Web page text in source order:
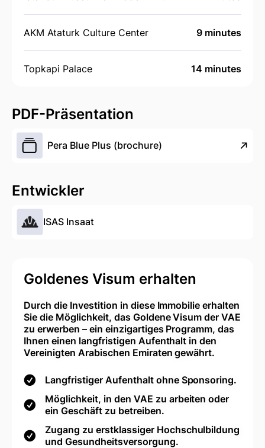
AKM Ataturk Culture Center 9 minutes
Topkapi Palace 14 minutes
PDF-Präsentation
Pera Blue Plus (brochure)
Entwickler
ISAS Insaat
Goldenes Visum erhalten
Durch die Investition in diese Immobilie erhalten
Sie die Möglichkeit, das Goldene Visum der VAE
zu erwerben – ein einzigartiges Programm, das
Ihnen einen langfristigen Aufenthalt in den
Vereinigten Arabischen Emiraten gewährt.
Langfristiger Aufenthalt ohne Sponsoring.
Möglichkeit, in den VAE zu arbeiten oder
ein Geschäft zu betreiben.
Zugang zu erstklassiger Hochschulbildung
und Gesundheitsversorgung.